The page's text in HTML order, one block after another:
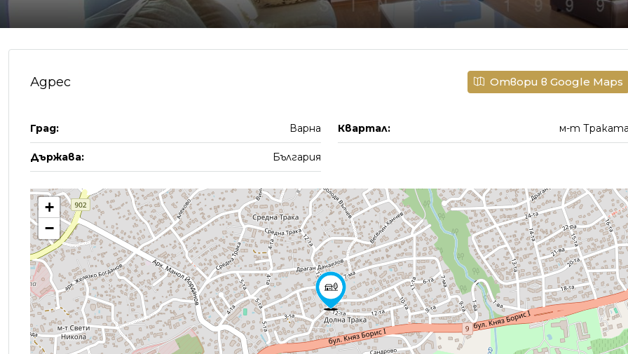
Адрес Отвори в Google Maps
Град: Варна Квартал: м-т
Държава: България
+
−